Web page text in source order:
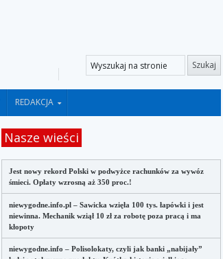
REDAKCJA
Nasze wieści
Jest nowy rekord Polski w podwyżce rachunków za wywóz
śmieci. Opłaty wzrosną aż 350 proc.!
niewygodne.info.pl – Sawicka wzięła 100 tys. łapówki i jest
niewinna. Mechanik wziął 10 zł za robotę poza pracą i ma
kłopoty
niewygodne.info – Polisolokaty, czyli jak banki „nabijały”